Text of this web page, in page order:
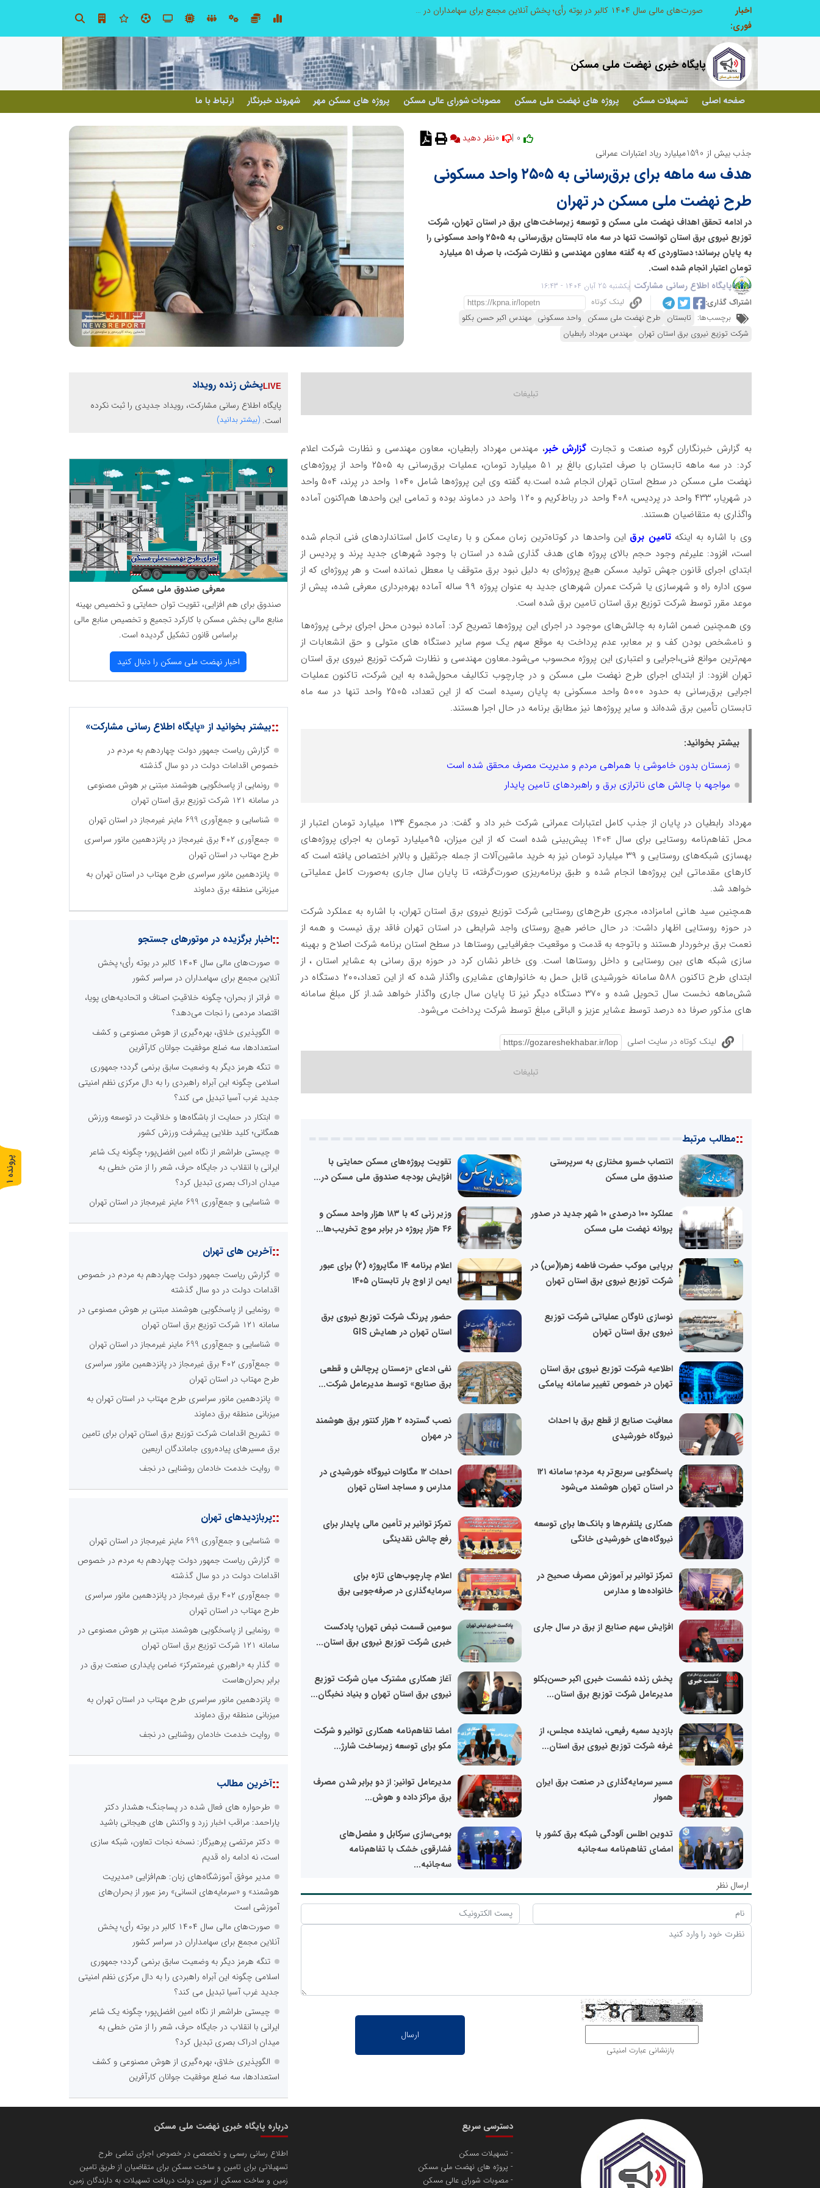
اخبار
فوری:
صورت‌های مالی سال ۱۴۰۴ کالبر در بوته رأی؛ پخش آنلاین مجمع برای سهامداران در سراسر کشور
پایگاه خبری نهضت ملی مسکن
صفحه اصلی تسهیلات مسکن پروژه های نهضت ملی مسکن مصوبات شورای عالی مسکن پروژه های مسکن مهر شهروند خبرنگار ارتباط با ما
نظر دهید
جذب بیش از 1590میلیارد ریاد اعتبارات عمرانی
هدف سه ماهه برای برق‌رسانی به ۲۵۰۵ واحد مسکونی
طرح نهضت ملی مسکن در تهران
در ادامه تحقق اهداف نهضت ملی مسکن و توسعه زیرساخت‌های برق در استان تهران، شرکت
توزیع نیروی برق استان توانست تنها در سه ماه تابستان برق‌رسانی به ۲۵۰۵ واحد مسکونی را
به پایان برساند؛ دستاوردی که به گفته معاون مهندسی و نظارت شرکت، با صرف ۵۱ میلیارد
تومان اعتبار انجام شده است.
پایگاه اطلاع رسانی مشارکت یکشنبه 25 آبان 1404 - 16:43
اشتراک گذاری:
لینک کوتاه
برچسب‌ها: تابستان طرح نهضت ملی مسکن واحد مسکونی مهندس اکبر حسن بکلو
شرکت توزیع نیروی برق استان تهران مهندس مهرداد رابطیان
به گزارش خبرنگاران گروه صنعت و تجارت گزارش خبر، مهندس مهرداد رابطیان، معاون مهندسی و نظارت شرکت اعلام
کرد: در سه ماهه تابستان با صرف اعتباری بالغ بر ۵۱ میلیارد تومان، عملیات برق‌رسانی به ۲۵۰۵ واحد از پروژه‌های
نهضت ملی مسکن در سطح استان تهران انجام شده است.به گفته وی این پروژه‌ها شامل ۱۰۴۰ واحد در پرند، ۵۰۴ واحد
در شهریار، ۴۳۳ واحد در پردیس، ۴۰۸ واحد در رباط‌کریم و ۱۲۰ واحد در دماوند بوده و تمامی این واحدها هم‌اکنون آماده
واگذاری به متقاضیان هستند.
وی با اشاره به اینکهتامین برق این واحدها در کوتاه‌ترین زمان ممکن و با رعایت کامل استاندارد‌های فنی انجام شده
است، افزود: علیرغم وجود حجم بالای پروژه های هدف گذاری شده در استان با وجود شهرهای جدید پرند و پردیس از
ابتدای اجرای قانون جهش تولید مسکن هیچ پروژه‌ای به دلیل نبود برق متوقف یا معطل نمانده است و هر پروژه‌ای که از
سوی اداره راه و شهرسازی یا شرکت عمران شهرهای جدید به عنوان پروژه ۹۹ ساله آماده بهره‌برداری معرفی شده، پیش از
موعد مقرر توسط شرکت توزیع برق استان تامین برق شده است.
وی همچنین ضمن اشاره به چالش‌های موجود در اجرای این پروژه‌ها تصریح کرد: آماده نبودن محل اجرای برخی پروژه‌ها
و نامشخص بودن کف و بر معابر، عدم پرداخت به موقع سهم یک سوم سایر دستگاه های متولی و حق انشعابات از
مهم‌ترین موانع فنی،اجرایی و اعتباری این پروژه محسوب می‌شود.معاون مهندسی و نظارت شرکت توزیع نیروی برق استان
تهران افزود: از ابتدای اجرای طرح نهضت ملی مسکن و در چارچوب تکالیف محول‌شده به این شرکت، تاکنون عملیات
اجرایی برق‌رسانی به حدود ۵۰۰۰ واحد مسکونی به پایان رسیده است که از این تعداد، ۲۵۰۵ واحد تنها در سه ماه
تابستان تأمین برق شده‌اند و سایر پروژه‌ها نیز مطابق برنامه در حال اجرا هستند.
بیشتر بخوانید:
زمستان بدون خاموشی با همراهی مردم و مدیریت مصرف محقق شده است
مواجهه با چالش های ناترازی برق و راهبردهای تامین پایدار
مهرداد رابطیان در پایان از جذب کامل اعتبارات عمرانی شرکت خبر داد و گفت: در مجموع ۱۳۴ میلیارد تومان اعتبار از
محل تفاهم‌نامه روستایی برای سال 1404 پیش‌بینی شده است که از این میزان، ۹۵میلیارد تومان به اجرای پروژه‌های
بهسازی شبکه‌های روستایی و ۳۹ میلیارد تومان نیز به خرید ماشین‌آلات از جمله جرثقیل و بالابر اختصاص یافته است که
کارهای مقدماتی این پروژه‌ها انجام شده و طبق برنامه‌ریزی صورت‌گرفته، تا پایان سال جاری به‌صورت کامل عملیاتی
خواهد شد.
همچنین سید هانی امامزاده، مجری طرح‌های روستایی شرکت توزیع نیروی برق استان تهران، با اشاره به عملکرد شرکت
در حوزه روستایی اظهار داشت: در حال حاضر هیچ روستای واجد شرایطی در استان تهران فاقد برق نیست و همه از
نعمت برق برخوردار هستند و باتوجه به قدمت و موقعیت جغرافیایی روستاها در سطح استان برنامه شرکت اصلاح و بهینه
سازی شبکه های بین روستایی و داخل روستاها است. وی خاطر نشان کرد در حوزه برق‌ رسانی به عشایر استان ، از
ابتدای طرح تاکنون ۵۸۸ سامانه خورشیدی قابل حمل به خانوارهای عشایری واگذار شده که از این تعداد،۲۰۰ دستگاه در
شش‌ماهه نخست سال تحویل شده و ۳۷۰ دستگاه دیگر نیز تا پایان سال جاری واگذار خواهد شد.از کل مبلغ سامانه
های مذکور صرفا ده درصد توسط عشایر عزیز و الباقی مبلغ توسط شرکت پرداخت می‌شود.
لینک کوتاه در سایت اصلی
::مطالب مرتبط
انتصاب خسرو مختاری به سرپرستی
صندوق ملی مسکن
تقویت پروژه‌های مسکن حمایتی با
افزایش بودجه صندوق ملی مسکن در...
عملکرد ۱۰۰ درصدی ۱۰ شهر جدید در صدور
پروانه نهضت ملی مسکن
وزیر زنی که با ۱۸۳ هزار واحد مسکن و
۴۶ هزار پروژه در برابر موج تخریب‌ها...
برپایی موکب حضرت فاطمه زهرا(س) در
شرکت توزیع نیروی برق استان تهران
اعلام برنامه ۱۴ مگاپروژه (۲) برای عبور
ایمن از اوج بار تابستان ۱۴۰۵
نوسازی ناوگان عملیاتی شرکت توزیع
نیروی برق استان تهران
حضور پررنگ شرکت توزیع نیروی برق
استان تهران در همایش GIS
اطلاعیه شرکت توزیع نیروی برق استان
تهران در خصوص تغییر سامانه پیامکی
نفی ادعای «زمستان پرچالش و قطعی
برق صنایع» توسط مدیرعامل شرکت...
معافیت صنایع از قطع برق با احداث
نیروگاه خورشیدی
نصب گسترده ۲ هزار کنتور برق هوشمند
در مهران
پاسخگویی سریع‌تر به مردم؛ سامانه ۱۲۱
در استان تهران هوشمند می‌شود
احداث ۱۲ مگاوات نیروگاه خورشیدی در
مدارس و مساجد استان تهران
همکاری پلتفرم‌ها و بانک‌ها برای توسعه
نیروگاه‌های خورشیدی خانگی
تمرکز توانیر بر تأمین مالی پایدار برای
رفع چالش نقدینگی
تمرکز توانیر بر آموزش مصرف صحیح در
خانواده‌ها و مدارس
اعلام چارچوب‌های تازه برای
سرمایه‌گذاری در صرفه‌جویی برق
افزایش سهم صنایع از برق در سال جاری
سومین قسمت نبض تهران؛ پادکست
خبری شرکت توزیع نیروی برق استان...
پخش زنده نشست خبری اکبر حسن‌بکلو
مدیرعامل شرکت توزیع برق استان...
آغاز همکاری مشترک میان شرکت توزیع
نیروی برق استان تهران و بنیاد نخبگان...
بازدید سمیه رفیعی، نماینده مجلس، از
غرفه شرکت توزیع نیروی برق استان...
امضا تفاهم‌نامه همکاری توانیر و شرکت
مکو برای توسعه زیرساخت شارژ...
مسیر سرمایه‌گذاری در صنعت برق ایران
هموار
مدیرعامل توانیر: از دو برابر شدن مصرف
برق مراکز داده و هوش...
تدوین اطلس آلودگی شبکه برق کشور با
امضای تفاهم‌نامه سه‌جانبه
بومی‌سازی سرکابل و مفصل‌های
فشارقوی خشک با تفاهم‌نامه
سه‌جانبه...
ارسال نظر
بازنشانی عبارت امنیتی
پخش زنده رویداد
پایگاه اطلاع رسانی مشارکت، رویداد جدیدی را ثبت نکرده
است. (بیشتر بدانید)
معرفی صندوق ملی مسكن
صندوق برای هم افزایی، تقویت توان حمایتی و تخصیص بهینه
منابع مالی بخش مسكن با كاركرد تجمیع و تخصیص منابع مالی
براساس قانون تشكیل گردیده است.
اخبار نهضت ملی مسكن را دنبال كنید
::بیشتر بخوانید از «پایگاه اطلاع رسانی مشارکت»
گزارش ریاست جمهور دولت چهاردهم به مردم در
خصوص اقدامات دولت در دو سال گذشته
رونمایی از پاسخگویی هوشمند مبتنی بر هوش مصنوعی
در سامانه ۱۲۱ شرکت توزیع برق استان تهران
شناسایی و جمع‌آوری 699 ماینر غیرمجاز در استان تهران
جمع‌آوری ۴۰۲ برق غیرمجاز در پانزدهمین مانور سراسری
طرح مهتاب در استان تهران
پانزدهمین مانور سراسری طرح مهتاب در استان تهران به
میزبانی منطقه برق دماوند
::اخبار برگزیده در موتورهای جستجو
صورت‌های مالی سال ۱۴۰۴ کالبر در بوته رأی؛ پخش
آنلاین مجمع برای سهامداران در سراسر کشور
فراتر از بحران؛ چگونه خلاقیتِ اصناف و اتحادیه‌های پویا،
اقتصاد مردمی را نجات می‌دهد؟
الگوپذیری خلاق، بهره‌گیری از هوش مصنوعی و کشف
استعدادها، سه ضلع موفقیت جوانان کارآفرین
تنگه هرمز دیگر به وضعیت سابق برنمی گردد؛ جمهوری
اسلامی چگونه این آبراه راهبردی را به دال مرکزی نظم امنیتی
جدید غرب آسیا تبدیل می کند؟
ابتکار در حمایت از باشگاه‌ها و خلاقیت در توسعه ورزش
همگانی؛ کلید طلایی پیشرفت ورزش کشور
چیستی طراشعر از نگاه امین افضل‌پور؛ چگونه یک شاعر
ایرانی با انقلاب در جایگاه حرف، شعر را از متن خطی به
میدان ادراک بصری تبدیل کرد؟
شناسایی و جمع‌آوری 699 ماینر غیرمجاز در استان تهران
::آخرین های تهران
گزارش ریاست جمهور دولت چهاردهم به مردم در خصوص
اقدامات دولت در دو سال گذشته
رونمایی از پاسخگویی هوشمند مبتنی بر هوش مصنوعی در
سامانه ۱۲۱ شرکت توزیع برق استان تهران
شناسایی و جمع‌آوری 699 ماینر غیرمجاز در استان تهران
جمع‌آوری ۴۰۲ برق غیرمجاز در پانزدهمین مانور سراسری
طرح مهتاب در استان تهران
پانزدهمین مانور سراسری طرح مهتاب در استان تهران به
میزبانی منطقه برق دماوند
تشریح اقدامات شرکت توزیع برق استان تهران برای تامین
برق مسیرهای پیاده‌روی جاماندگان اربعین
روایت خدمت خادمان روشنایی در نجف
::پربازدیدهای تهران
شناسایی و جمع‌آوری 699 ماینر غیرمجاز در استان تهران
گزارش ریاست جمهور دولت چهاردهم به مردم در خصوص
اقدامات دولت در دو سال گذشته
جمع‌آوری ۴۰۲ برق غیرمجاز در پانزدهمین مانور سراسری
طرح مهتاب در استان تهران
رونمایی از پاسخگویی هوشمند مبتنی بر هوش مصنوعی در
سامانه ۱۲۱ شرکت توزیع برق استان تهران
گذار به «راهبریِ غیرمتمرکز» ضامن پایداری صنعت برق در
برابر بحران‌هاست
پانزدهمین مانور سراسری طرح مهتاب در استان تهران به
میزبانی منطقه برق دماوند
روایت خدمت خادمان روشنایی در نجف
::آخرین مطالب
طرحواره های فعال شده در پساجنگ؛ هشدار دکتر
یاراحمد: مراقب اخبار زرد و واکنش های هیجانی باشید
دکتر مرتضی پرهیزگار: نسخه نجات تعاون، شبکه سازی
است، نه ادامه راه قدیم
مدیر موفق آموزشگاه‌های زبان: هم‌افزایی «مدیریت
هوشمند» و «سرمایه‌های انسانی» رمز عبور از بحران‌های
آموزشی است
صورت‌های مالی سال ۱۴۰۴ کالبر در بوته رأی؛ پخش
آنلاین مجمع برای سهامداران در سراسر کشور
تنگه هرمز دیگر به وضعیت سابق برنمی گردد؛ جمهوری
اسلامی چگونه این آبراه راهبردی را به دال مرکزی نظم امنیتی
جدید غرب آسیا تبدیل می کند؟
چیستی طراشعر از نگاه امین افضل‌پور؛ چگونه یک شاعر
ایرانی با انقلاب در جایگاه حرف، شعر را از متن خطی به
میدان ادراک بصری تبدیل کرد؟
الگوپذیری خلاق، بهره‌گیری از هوش مصنوعی و کشف
استعدادها، سه ضلع موفقیت جوانان کارآفرین
پ
ر
و
ن
د
ه
1
دسترسی سریع
تسهیلات مسکن
پروژه های نهضت ملی مسکن
مصوبات شورای عالی مسکن
درباره پایگاه خبری نهضت ملی مسکن
اطلاع رسانی رسمی و تخصصی در خصوص اجرای تمامی طرح
تسهیلاتی برای تامین و ساخت مسکن برای متقاضیان از طریق تامین
زمین و ساخت مسکن از سوی دولت دریافت تسهیلات به دارندگان زمین